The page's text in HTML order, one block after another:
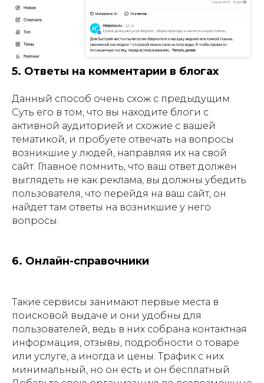
5. Ответы на комментарии в блогах
Данный способ очень схож с предыдущим.
Суть его в том, что вы находите блоги с
активной аудиторией и схожие с вашей
тематикой, и пробуете отвечать на вопросы
возникшие у людей, направляя их на свой
сайт. Главное помнить, что ваш ответ должен
выглядеть не как реклама, вы должны убедить
пользователя, что перейдя на ваш сайт, он
найдет там ответы на возникшие у него
вопросы.
6. Онлайн-справочники
Такие сервисы занимают первые места в
поисковой выдаче и они удобны для
пользователей, ведь в них собрана контактная
информация, отзывы, подробности о товаре
или услуге, а иногда и цены. Трафик с них
минимальный, но он есть и он бесплатный.